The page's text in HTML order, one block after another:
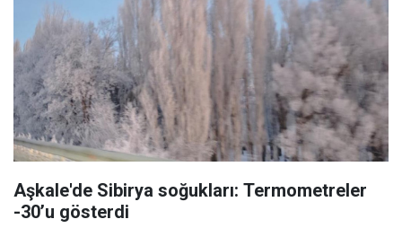
Aşkale'de Sibirya soğukları: Termometreler
-30’u gösterdi